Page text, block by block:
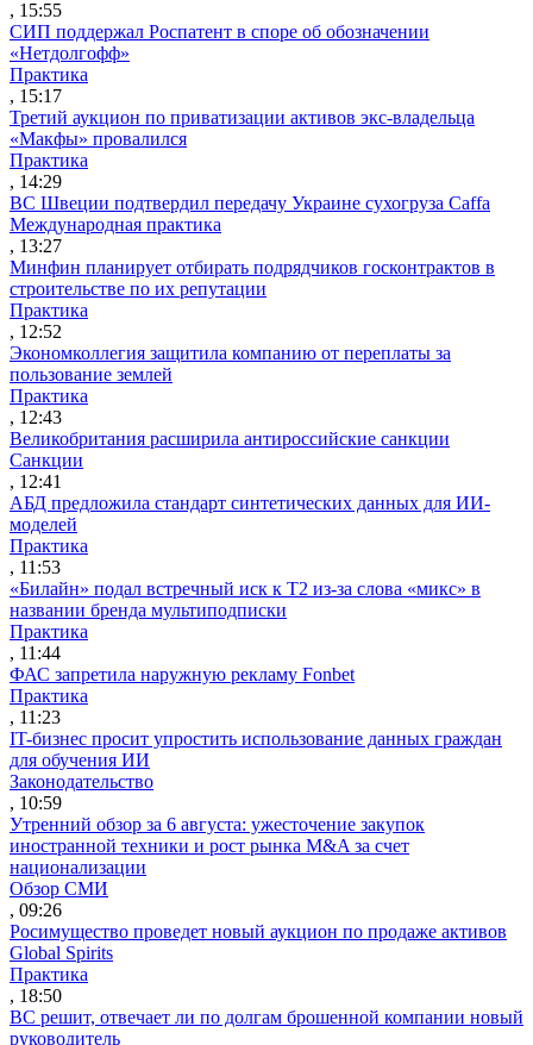
, 15:55
СИП поддержал Роспатент в споре об обозначении
«Нетдолгофф»
Практика
, 15:17
Третий аукцион по приватизации активов экс-владельца
«Макфы» провалился
Практика
, 14:29
ВС Швеции подтвердил передачу Украине сухогруза Caffa
Международная практика
, 13:27
Минфин планирует отбирать подрядчиков госконтрактов в
строительстве по их репутации
Практика
, 12:52
Экономколлегия защитила компанию от переплаты за
пользование землей
Практика
, 12:43
Великобритания расширила антироссийские санкции
Санкции
, 12:41
АБД предложила стандарт синтетических данных для ИИ-
моделей
Практика
, 11:53
«Билайн» подал встречный иск к Т2 из-за слова «микс» в
названии бренда мультиподписки
Практика
, 11:44
ФАС запретила наружную рекламу Fonbet
Практика
, 11:23
IT-бизнес просит упростить использование данных граждан
для обучения ИИ
Законодательство
, 10:59
Утренний обзор за 6 августа: ужесточение закупок
иностранной техники и рост рынка M&A за счет
национализации
Обзор СМИ
, 09:26
Росимущество проведет новый аукцион по продаже активов
Global Spirits
Практика
, 18:50
ВС решит, отвечает ли по долгам брошенной компании новый
руководитель